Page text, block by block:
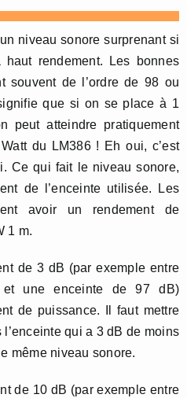
niveau sonore surprenant si
rendement. Les bonnes
souvent de l’ordre de 98 ou
que si on se place à 1
peut atteindre pratiquement
du LM386 ! Eh oui, c’est
Ce qui fait le niveau sonore,
de l’enceinte utilisée. Les
avoir un rendement de
1 m.
de 3 dB (par exemple entre
une enceinte de 97 dB)
de puissance. Il faut mettre
qui a 3 dB de moins
même niveau sonore.
de 10 dB (par exemple entre